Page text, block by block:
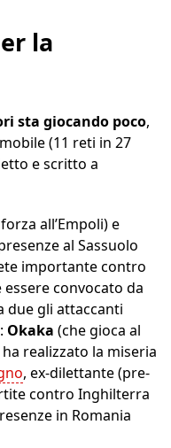
la
sta giocando poco,
(11 reti in 27
e scritto a
all’Empoli) e
al Sassuolo
importante contro
essere convocato da
due gli attaccanti
Okaka (che gioca al
realizzato la miseria
, ex-dilettante (pre-
contro Inghilterra
in Romania